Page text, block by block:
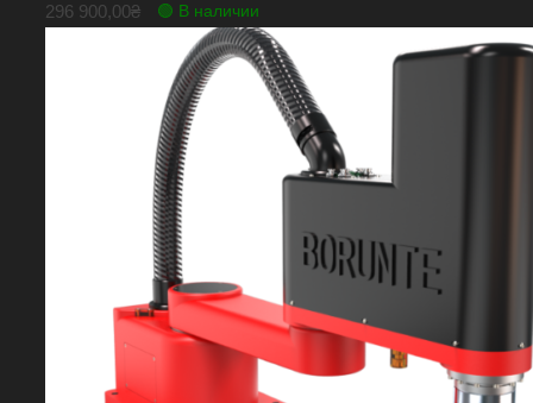
296 900,00₴ 🟢 В наличии